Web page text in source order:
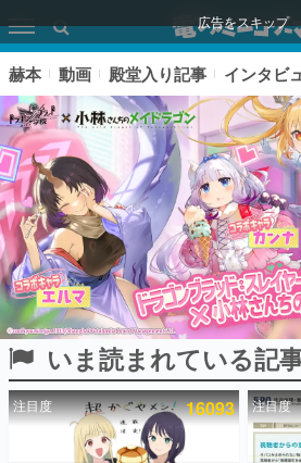
広告をスキップ
ピックアップ
電ファミのいま読まれている記事ランキ
赫本 動画 殿堂入り記事 インタビ
いま読まれている記
注目度 16093 注目度